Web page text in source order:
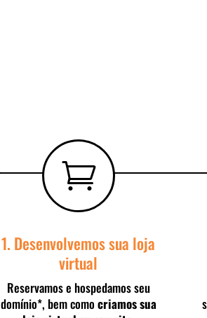

1. Desenvolvemos sua loja
virtual
Reservamos e hospedamos seu
domínio*, bem como criamos sua